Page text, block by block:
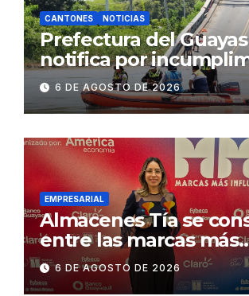
CANTONES NOTICIAS
Prefectura del Guayas
notifica por
contractual a la
Concesionaria
exige celeridad en
desmontaje del
Gonzalo Icaza
Daule
6 DE AGOSTO DE 2026
EMPRESARIAL
Almacenes Tía se
entre las marcas más
influyentes del
6 DE AGOSTO DE 2026